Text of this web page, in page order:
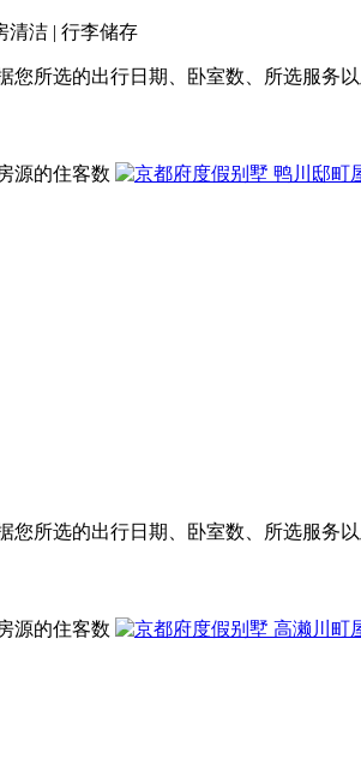
清洁 | 行李储存
您所选的出行日期、卧室数、所选服务
源的住客数
您所选的出行日期、卧室数、所选服务
源的住客数